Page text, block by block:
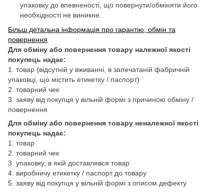
упаковку до впевненості, що повернути/обміняти його
необхідності не виникне.
Більш детальна інформація про гарантію, обмін та
повернення
Для обміну або повернення товару належної якості
покупець надає:
1. товар (відсутній у вживанні, в запечатаній фабричній
упаковці, що містить етикетку / паспорт)
2. товарний чек
3. заяву від покупця у вільній формі з причиною обміну /
повернення
Для обміну або повернення товару неналежної якості
покупець надає:
1. товар
2. товарний чек
3. упаковку, в якій доставлявся товар
4. виробничу етикетку / паспорт до товару
5. заяву від покупця у вільній формі з описом дефекту